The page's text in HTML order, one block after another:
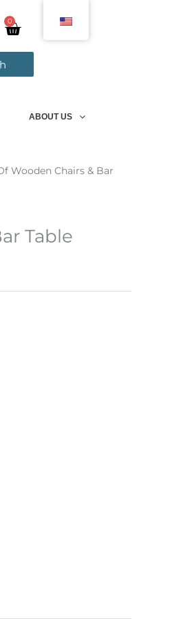
0
Panier
ABOUT US
Wooden Chairs & Bar
Table